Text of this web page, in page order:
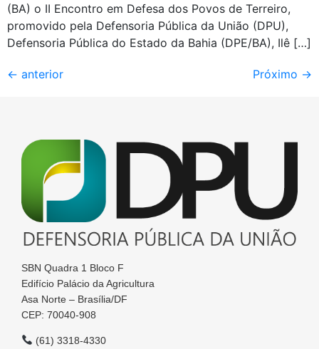
(BA) o II Encontro em Defesa dos Povos de Terreiro,
promovido pela Defensoria Pública da União (DPU),
Defensoria Pública do Estado da Bahia (DPE/BA), Ilê […]
← anterior Próximo →
SBN Quadra 1 Bloco F
Edifício Palácio da Agricultura
Asa Norte – Brasília/DF
CEP: 70040-908
(61) 3318-4330